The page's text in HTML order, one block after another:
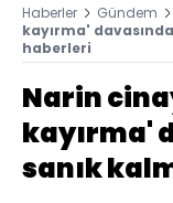
Haberler Gündem
kayırma'
haberleri
Narin
kayırma'
sanık